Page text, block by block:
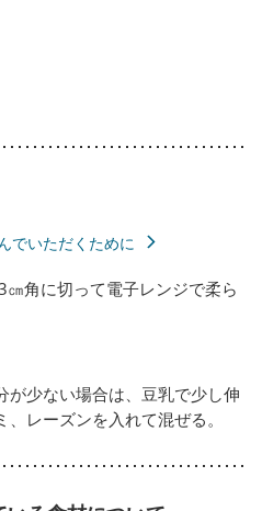
でいただくために
角に切って電子レンジで柔ら
が少ない場合は、豆乳で少し伸
レーズンを入れて混ぜる。